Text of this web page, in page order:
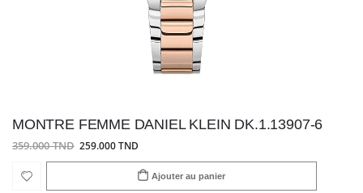
MONTRE FEMME DANIEL KLEIN DK.1.13907-6
359.000 TND 259.000 TND
Ajouter au panier